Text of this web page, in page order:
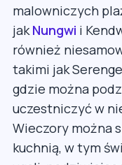
malowniczych
jakNungwi i
również
takimi jak
gdzie można
uczestniczyć w
Wieczory można
kuchnią, w tym